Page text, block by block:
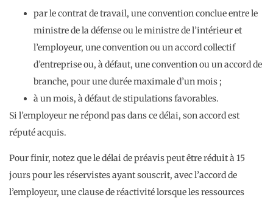
par le contrat de travail, une convention conclue entre le
ministre de la défense ou le ministre de l’intérieur et
l’employeur, une convention ou un accord collectif
d’entreprise ou, à défaut, une convention ou un accord de
branche, pour une durée maximale d’un mois ;
à un mois, à défaut de stipulations favorables.
Si l’employeur ne répond pas dans ce délai, son accord est
réputé acquis.
Pour finir, notez que le délai de préavis peut être réduit à 15
jours pour les réservistes ayant souscrit, avec l’accord de
l’employeur, une clause de réactivité lorsque les ressources